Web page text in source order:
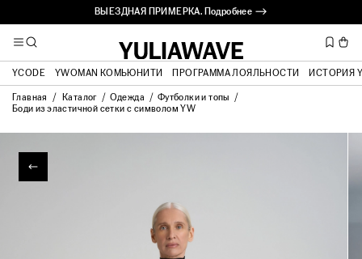
ВЫЕЗДНАЯ ПРИМЕРКА. Подробнее ⟶
YCODE YWOMAN КОМЬЮНИТИ ПРОГРАММА ЛОЯЛЬНОСТИ ИСТОРИЯ
Главная Каталог Одежда
Футболки и топы
Боди из эластичной сетки с символом YW